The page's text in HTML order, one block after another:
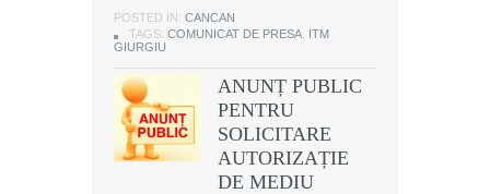
POSTED IN: CANCAN
TAGS: COMUNICAT DE PRESA ITM
GIURGIU
ANUNȚ PUBLIC
PENTRU
SOLICITARE
AUTORIZAȚIE
DE MEDIU